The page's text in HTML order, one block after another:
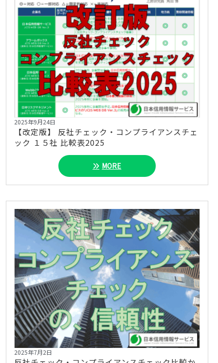
2025年9月24日
【改定版】 反社チェック・コンプライアンスチェ
ック １５社 比較表2025
MORE
2025年7月2日